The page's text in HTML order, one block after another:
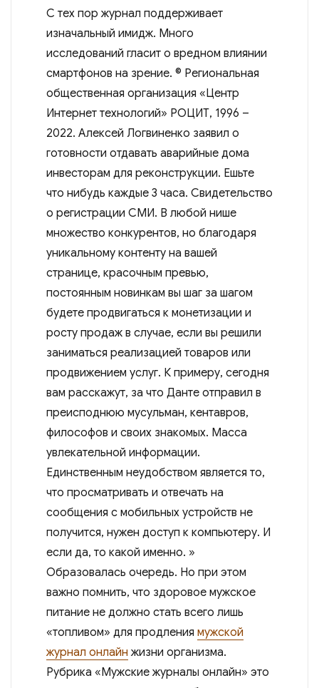
С тех пор журнал поддерживает
изначальный имидж. Много
исследований гласит о вредном влиянии
смартфонов на зрение. © Региональная
общественная организация «Центр
Интернет технологий» РОЦИТ, 1996 –
2022. Алексей Логвиненко заявил о
готовности отдавать аварийные дома
инвесторам для реконструкции. Ешьте
что нибудь каждые 3 часа. Свидетельство
о регистрации СМИ. В любой нише
множество конкурентов, но благодаря
уникальному контенту на вашей
странице, красочным превью,
постоянным новинкам вы шаг за шагом
будете продвигаться к монетизации и
росту продаж в случае, если вы решили
заниматься реализацией товаров или
продвижением услуг. К примеру, сегодня
вам расскажут, за что Данте отправил в
преисподнюю мусульман, кентавров,
философов и своих знакомых. Масса
увлекательной информации.
Единственным неудобством является то,
что просматривать и отвечать на
сообщения с мобильных устройств не
получится, нужен доступ к компьютеру. И
если да, то какой именно. »
Образовалась очередь. Но при этом
важно помнить, что здоровое мужское
питание не должно стать всего лишь
«топливом» для продления мужской
журнал онлайн жизни организма.
Рубрика «Мужские журналы онлайн» это